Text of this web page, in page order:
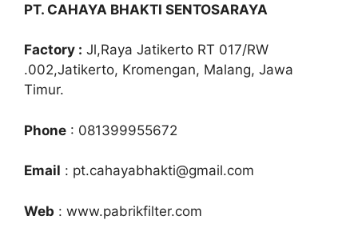
PT. CAHAYA BHAKTI SENTOSARAYA
Factory : Jl,Raya Jatikerto RT 017/RW
.002,Jatikerto, Kromengan, Malang, Jawa
Timur.
Phone : 081399955672
Email : pt.cahayabhakti@gmail.com
Web : www.pabrikfilter.com